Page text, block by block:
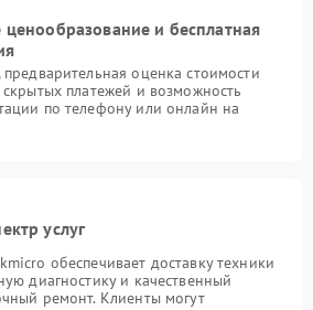
и бесплатная
оценка стоимости
скрытых платежей и возможность
по телефону или онлайн на
услуг
обеспечивает доставку техники
диагностику и качественный
ремонт. Клиенты могут